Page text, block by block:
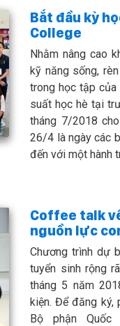
Bắt đầu kỳ
College
Nhằm nâng cao
kỹ năng sống,
trong học tập của
suất học hè tại
tháng 7/2018
26/4 là ngày các
đến với một hành
Coffee talk
nguồn lực
Chương trình dự
tuyển sinh rộng
tháng 5 năm
kiện. Để đăng ký,
Bộ phận Quốc